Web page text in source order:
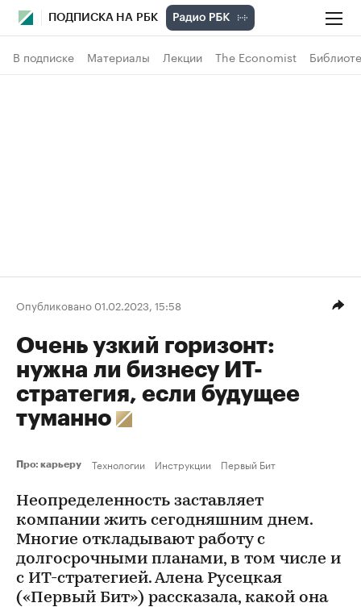
ПОДПИСКА НА РБК
В подписке Материалы Лекции The Economist
Опубликовано 01.02.2023, 15:58
Очень узкий горизонт:
нужна ли бизнесу ИТ-
стратегия, если будущее
туманно
Про: карьеру Технологии Инструкции Первый Бит
Неопределенность заставляет
компании жить сегодняшним днем.
Многие откладывают работу с
долгосрочными планами, в том числе и
с ИТ-стратегией. Алена Русецкая
(«Первый Бит») рассказала, какой она